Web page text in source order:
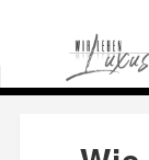
Startseite»
Reise in die